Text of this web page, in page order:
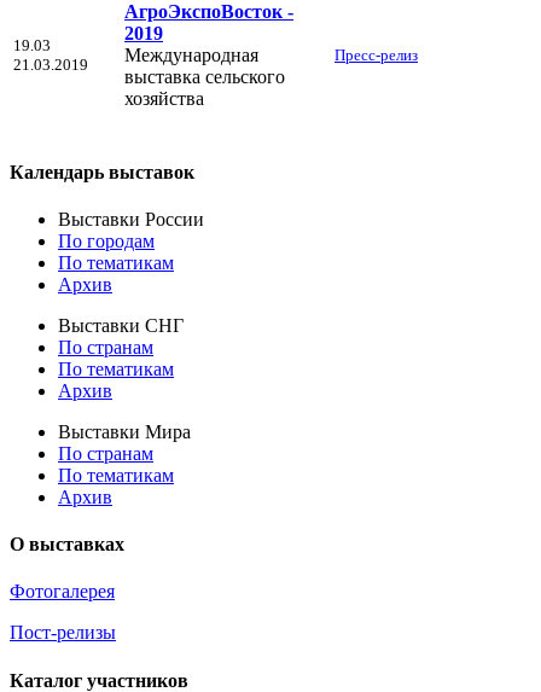
19.03
21.03.2019
АгроЭкспоВосток -
2019
Международная
выставка сельского
хозяйства
Пресс-релиз
Календарь выставок
Выставки России
По городам
По тематикам
Архив
Выставки СНГ
По странам
По тематикам
Архив
Выставки Мира
По странам
По тематикам
Архив
О выставках
Фотогалерея
Пост-релизы
Каталог участников